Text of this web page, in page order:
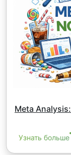
Meta
Узнать больше